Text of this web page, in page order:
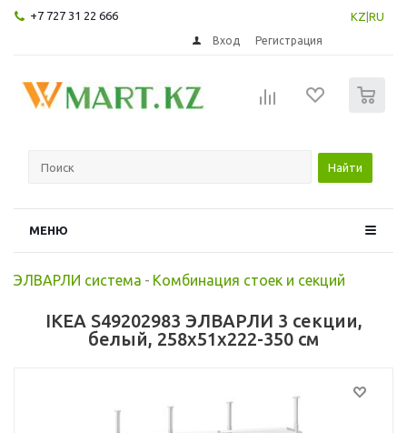
+7 727 31 22 666 KZ RU
Вход Регистрация
Найти
МЕНЮ
ЭЛВАРЛИ система - Комбинация стоек и секций
IKEA S49202983 ЭЛВАРЛИ 3 секции,
белый, 258x51x222-350 см